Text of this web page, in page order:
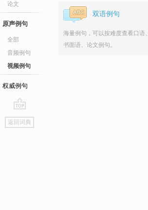
论文
原声例句
全部
音频例句
视频例句
权威例句
go
top
返回词典
双语例句
海量例句，可以按难度查看口语、
书面语、论文例句。